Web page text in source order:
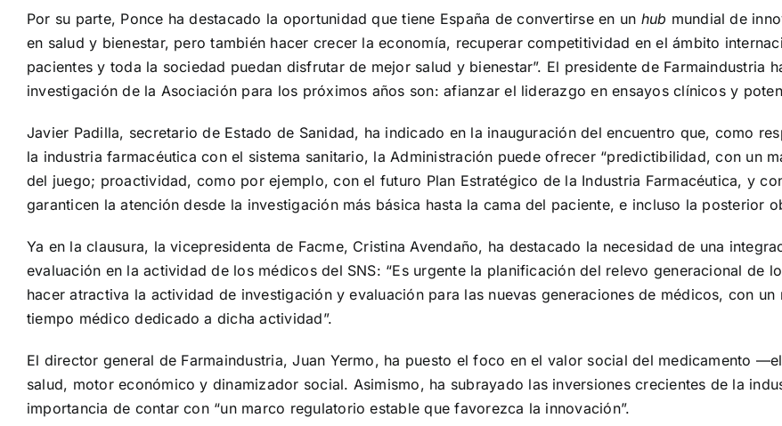
Por su parte, Ponce ha destacado la oportunidad que tiene España de convertirse en un hub mundial de
en salud y bienestar, pero también hacer crecer la economía, recuperar competitividad en el ámbito
pacientes y toda la sociedad puedan disfrutar de mejor salud y bienestar”. El presidente de Farmaindustria
investigación de la Asociación para los próximos años son: afianzar el liderazgo en ensayos clínicos y
Javier Padilla, secretario de Estado de Sanidad, ha indicado en la inauguración del encuentro que, como
la industria farmacéutica con el sistema sanitario, la Administración puede ofrecer “predictibilidad, con un
del juego; proactividad, como por ejemplo, con el futuro Plan Estratégico de la Industria Farmacéutica, y
garanticen la atención desde la investigación más básica hasta la cama del paciente, e incluso la posterior
Ya en la clausura, la vicepresidenta de Facme, Cristina Avendaño, ha destacado la necesidad de una
evaluación en la actividad de los médicos del SNS: “Es urgente la planificación del relevo generacional de
hacer atractiva la actividad de investigación y evaluación para las nuevas generaciones de médicos, con
tiempo médico dedicado a dicha actividad”.
El director general de Farmaindustria, Juan Yermo, ha puesto el foco en el valor social del medicamento
salud, motor económico y dinamizador social. Asimismo, ha subrayado las inversiones crecientes de la
importancia de contar con “un marco regulatorio estable que favorezca la innovación”.